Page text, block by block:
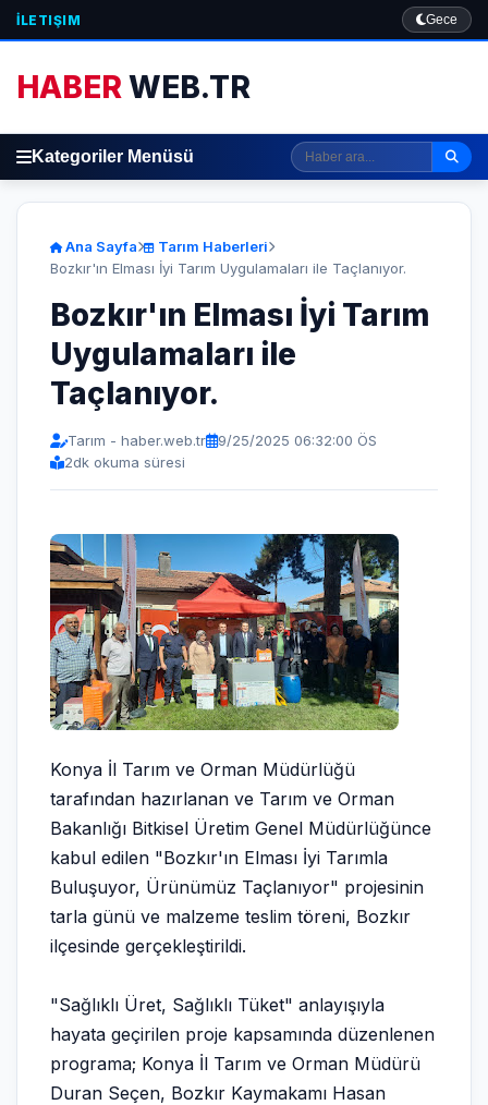
İLETIŞIM Gece
HABERWEB.TR
Kategoriler Menüsü
Ana Sayfa
Tarım Haberleri
Bozkır'ın Elması İyi Tarım Uygulamaları ile Taçlanıyor.
Bozkır'ın Elması İyi Tarım
Uygulamaları ile
Taçlanıyor.
Tarım - haber.web.tr
9/25/2025 06:32:00 ÖS
2dk okuma süresi
Konya İl Tarım ve Orman Müdürlüğü
tarafından hazırlanan ve Tarım ve Orman
Bakanlığı Bitkisel Üretim Genel Müdürlüğünce
kabul edilen "Bozkır'ın Elması İyi Tarımla
Buluşuyor, Ürünümüz Taçlanıyor" projesinin
tarla günü ve malzeme teslim töreni, Bozkır
ilçesinde gerçekleştirildi.
"Sağlıklı Üret, Sağlıklı Tüket" anlayışıyla
hayata geçirilen proje kapsamında düzenlenen
programa; Konya İl Tarım ve Orman Müdürü
Duran Seçen, Bozkır Kaymakamı Hasan